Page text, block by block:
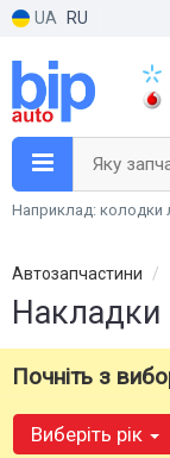
UA RU
Яку
Наприклад: колодки
Автозапчастини
Накладки
Почніть з
Виберіть рік